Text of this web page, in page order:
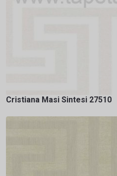
Cristiana Masi Sintesi 27510